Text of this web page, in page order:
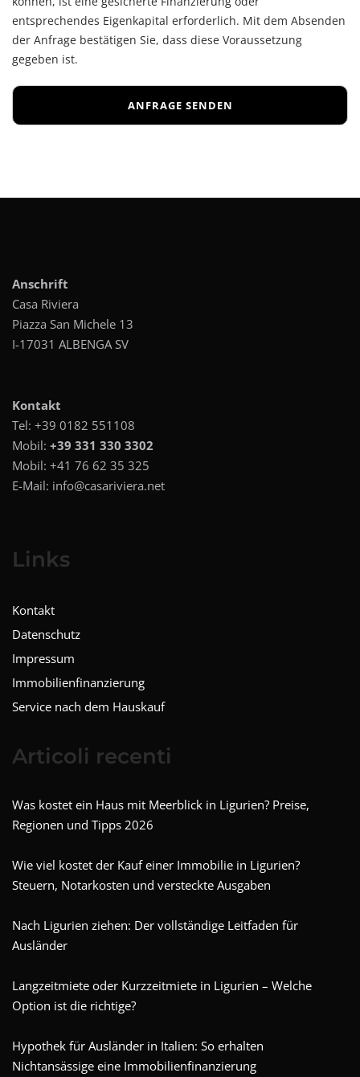
entsprechendes Eigenkapital erforderlich. Mit dem Absenden
der Anfrage bestätigen Sie, dass diese Voraussetzung
gegeben ist.
Anschrift
Casa Riviera
Piazza San Michele 13
I-17031 ALBENGA SV
Kontakt
Tel: +39 0182 551108
Mobil: +39 331 330 3302
Mobil: +41 76 62 35 325
E-Mail: info@casariviera.net
Links
Kontakt
Datenschutz
Impressum
Immobilienfinanzierung
Service nach dem Hauskauf
Articoli recenti
Was kostet ein Haus mit Meerblick in Ligurien? Preise,
Regionen und Tipps 2026
Wie viel kostet der Kauf einer Immobilie in Ligurien?
Steuern, Notarkosten und versteckte Ausgaben
Nach Ligurien ziehen: Der vollständige Leitfaden für
Ausländer
Langzeitmiete oder Kurzzeitmiete in Ligurien – Welche
Option ist die richtige?
Hypothek für Ausländer in Italien: So erhalten
Nichtansässige eine Immobilienfinanzierung